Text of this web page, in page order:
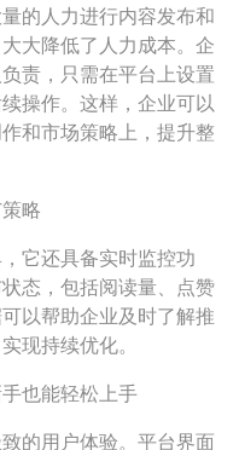
的人力进行内容发布和
大降低了人力成本。企
责，只需在平台上设置
操作。这样，企业可以
和市场策略上，提升整
略
它还具备实时监控功
态，包括阅读量、点赞
以帮助企业及时了解推
现持续优化。
也能轻松上手
的用户体验。平台界面